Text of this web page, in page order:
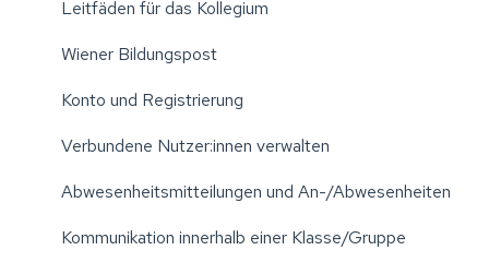
Erste Schritte: Aktivierung der Einrichtung
Einstellungen Ihrer Einrichtung verwalten
Excellisten erstellen
Elternvereine
Administration: Klassen/Gruppen verwalten
Administration: Kollegium verwalten
Leitfäden für das Kollegium
Wiener Bildungspost
Konto und Registrierung
Verbundene Nutzer:innen verwalten
Abwesenheitsmitteilungen und An-/Abwesenheiten
Kommunikation innerhalb einer Klasse/Gruppe